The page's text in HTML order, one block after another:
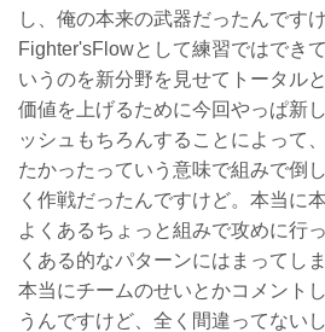
し、俺の本来の武器だったんです
Fighter'sFlowとして練習ではでき
いうのを新分野を見せてトータル
価値を上げるために今回やっぱ新
ッシュもちろんすることによって
たかったっていう意味で組みで倒
く作戦だったんですけど。本当に
よくあるちょっと組みで攻めに行
くある的なパターンにはまってし
本当にチームのせいとかコメント
うんですけど、全く間違ってない